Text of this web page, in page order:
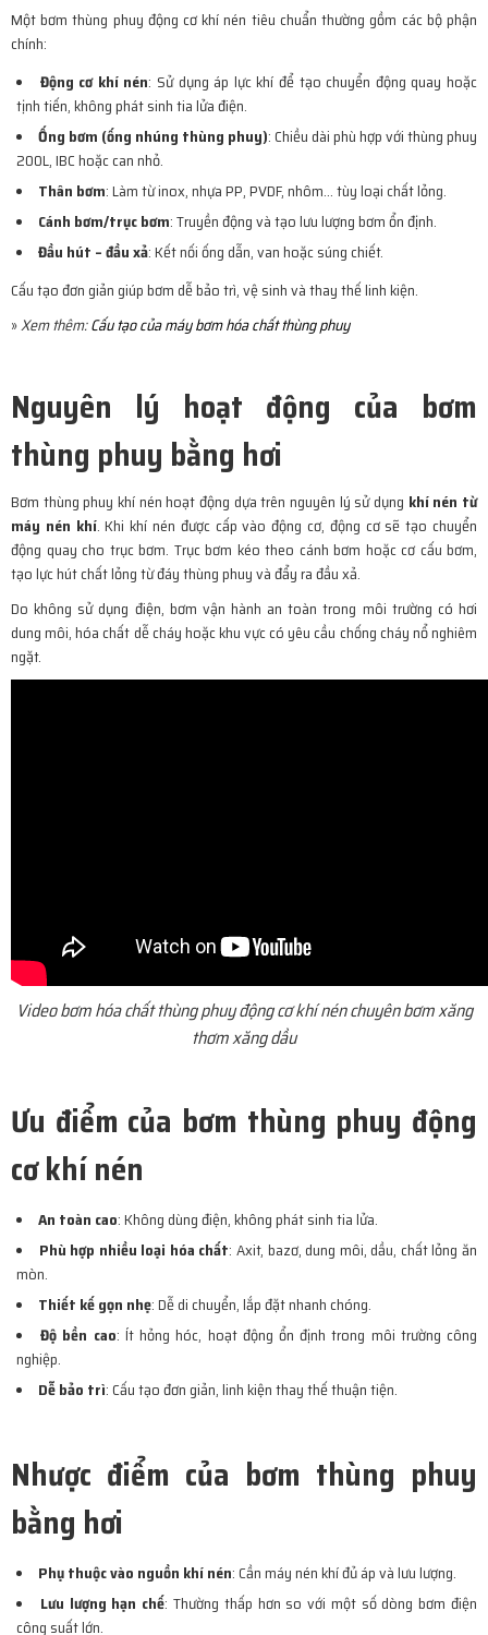
Một bơm thùng phuy động cơ khí nén tiêu chuẩn thường gồm các bộ phận
chính:
Động cơ khí nén: Sử dụng áp lực khí để tạo chuyển động quay hoặc
tịnh tiến, không phát sinh tia lửa điện.
Ống bơm (ống nhúng thùng phuy): Chiều dài phù hợp với thùng phuy
200L, IBC hoặc can nhỏ.
Thân bơm: Làm từ inox, nhựa PP, PVDF, nhôm… tùy loại chất lỏng.
Cánh bơm/trục bơm: Truyền động và tạo lưu lượng bơm ổn định.
Đầu hút – đầu xả: Kết nối ống dẫn, van hoặc súng chiết.
Cấu tạo đơn giản giúp bơm dễ bảo trì, vệ sinh và thay thế linh kiện.
»Xem thêm:Cấu tạo của máy bơm hóa chất thùng phuy
Nguyên lý hoạt động của bơm
thùng phuy bằng hơi
Bơm thùng phuy khí nén hoạt động dựa trên nguyên lý sử dụng khí nén từ
máy nén khí. Khi khí nén được cấp vào động cơ, động cơ sẽ tạo chuyển
động quay cho trục bơm. Trục bơm kéo theo cánh bơm hoặc cơ cấu bơm,
tạo lực hút chất lỏng từ đáy thùng phuy và đẩy ra đầu xả.
Do không sử dụng điện, bơm vận hành an toàn trong môi trường có hơi
dung môi, hóa chất dễ cháy hoặc khu vực có yêu cầu chống cháy nổ nghiêm
ngặt.
Video bơm hóa chất thùng phuy động cơ khí nén chuyên bơm xăng
thơm xăng dầu
Ưu điểm của bơm thùng phuy động
cơ khí nén
An toàn cao: Không dùng điện, không phát sinh tia lửa.
Phù hợp nhiều loại hóa chất: Axit, bazơ, dung môi, dầu, chất lỏng ăn
mòn.
Thiết kế gọn nhẹ: Dễ di chuyển, lắp đặt nhanh chóng.
Độ bền cao: Ít hỏng hóc, hoạt động ổn định trong môi trường công
nghiệp.
Dễ bảo trì: Cấu tạo đơn giản, linh kiện thay thế thuận tiện.
Nhược điểm của bơm thùng phuy
bằng hơi
Phụ thuộc vào nguồn khí nén: Cần máy nén khí đủ áp và lưu lượng.
Lưu lượng hạn chế: Thường thấp hơn so với một số dòng bơm điện
công suất lớn.